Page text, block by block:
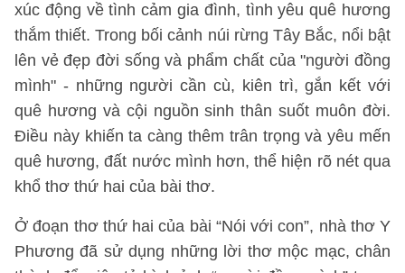
xúc động về tình cảm gia đình, tình yêu quê hương
thắm thiết. Trong bối cảnh núi rừng Tây Bắc, nổi bật
lên vẻ đẹp đời sống và phẩm chất của "người đồng
mình" - những người cần cù, kiên trì, gắn kết với
quê hương và cội nguồn sinh thân suốt muôn đời.
Điều này khiến ta càng thêm trân trọng và yêu mến
quê hương, đất nước mình hơn, thể hiện rõ nét qua
khổ thơ thứ hai của bài thơ.
Ở đoạn thơ thứ hai của bài “Nói với con”, nhà thơ Y
Phương đã sử dụng những lời thơ mộc mạc, chân